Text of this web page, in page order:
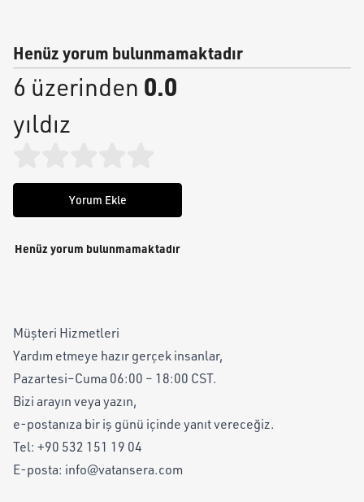
Henüz yorum bulunmamaktadır
6 üzerinden 0.0
yıldız
Yorum Ekle
Henüz yorum bulunmamaktadır
Müşteri Hizmetleri
Yardım etmeye hazır gerçek insanlar,
Pazartesi–Cuma 06:00 – 18:00 CST.
Bizi arayın veya yazın,
e-postanıza bir iş günü içinde yanıt vereceğiz.
Tel: +90 532 151 19 04
E-posta: info@vatansera.com